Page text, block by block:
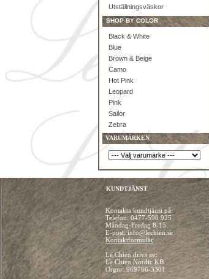
Utställningsväskor
SHOP BY COLOR
Black & White
Blue
Brown & Beige
Camo
Hot Pink
Leopard
Pink
Sailor
Zebra
VARUMÄRKEN
KUNDTJÄNST
Kontakta kundtjänst på:
Telefon: 0477-590 925
Måndag-Fredag 8-15
E-post: info@lechien.se
Kontaktformulär
Le Chien drivs av:
Le Chien Nordic KB
Orgnr: 969766-3301